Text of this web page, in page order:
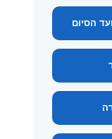
הסיום